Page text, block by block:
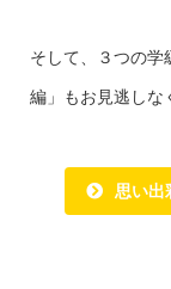
そして、３つの学
編」もお見逃しな
思い出